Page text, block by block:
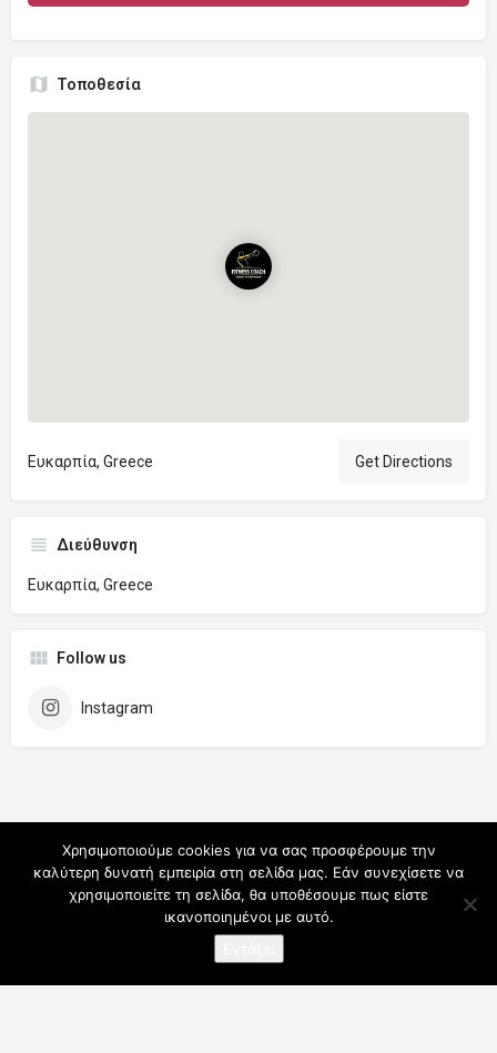
Τοποθεσία
Ευκαρπία, Greece Get Directions
Διεύθυνση
Ευκαρπία, Greece
Follow us
Instagram
Χρησιμοποιούμε cookies για να σας προσφέρουμε την
καλύτερη δυνατή εμπειρία στη σελίδα μας. Εάν συνεχίσετε να
χρησιμοποιείτε τη σελίδα, θα υποθέσουμε πως είστε
ικανοποιημένοι με αυτό.